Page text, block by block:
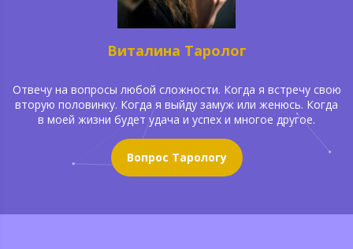
Виталина Таролог
Отвечу на вопросы любой сложности. Когда я встречу свою
вторую половинку. Когда я выйду замуж или женюсь. Когда
в моей жизни будет удача и успех и многое другое.
Вопрос Тарологу